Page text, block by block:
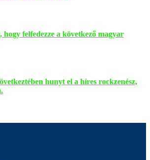
hogy felfedezze a következő magyar
hunyt el a híres rockzenész,